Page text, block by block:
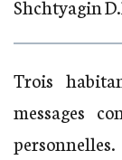
Shchtyagin
Trois
messages